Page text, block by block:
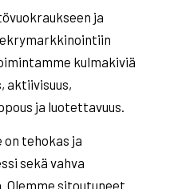
ja
kulmakiviä
aktiivisuus,
ja luotettavuus.
tehokas ja
sekä vahva
Olemme sitoutuneet